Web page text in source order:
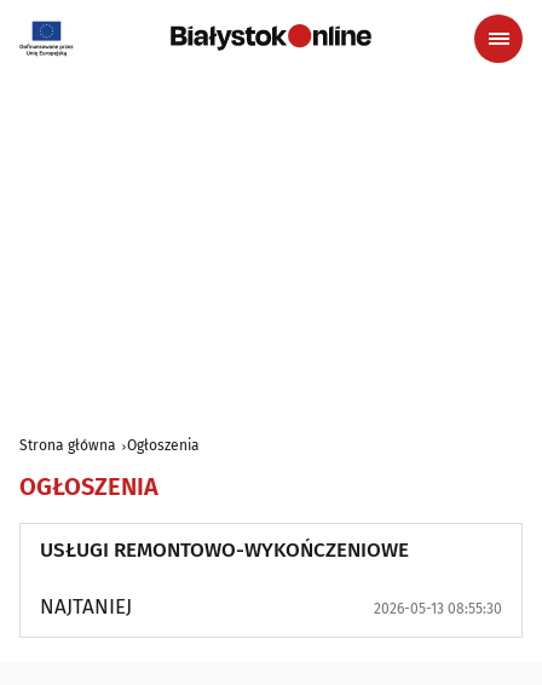
Strona główna Ogłoszenia
OGŁOSZENIA
USŁUGI REMONTOWO-WYKOŃCZENIOWE
NAJTANIEJ 2026-05-13 08:55:30